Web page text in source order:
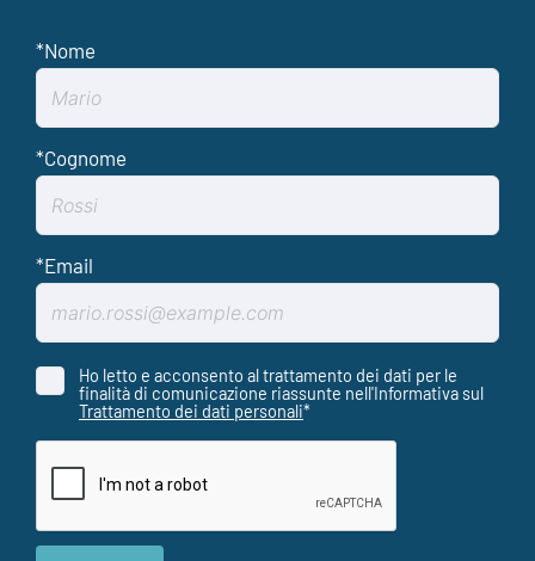
Ho letto e acconsento al trattamento dei dati per le
finalità di comunicazione riassunte nell'Informativa sul
Trattamento dei dati personali*